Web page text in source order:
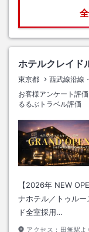
ホテルクレイド
東京都 西武線沿線
お客様アンケート評価
るるぶトラベル評価
【2026年 NEW
ナホテル／トゥル
ド全室採用…
アクセス： 田無駅